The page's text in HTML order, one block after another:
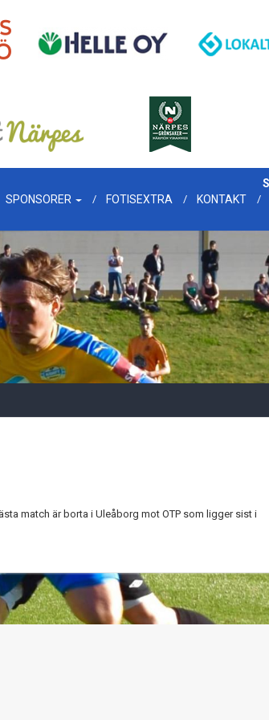
SPONSORER FOTISEXTRA KONTAKT
match är borta i Uleåborg mot OTP som ligger sist i